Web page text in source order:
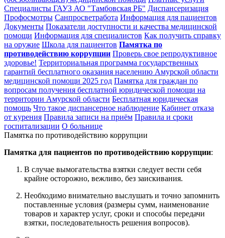
Специалисты ГАУЗ АО "Тамбовская РБ" Диспансеризация
Профосмотры Санпросветработа Информация для пациентов
Документы Показатели доступности и качества медицинской
помощи Информация для специалистов Как получить справку
на оружие Школа для пациентов Памятка по
противодействию коррупции Проверь свое репродуктивное
здоровье! Территориальная программа государственных
гарантий бесплатного оказания населению Амурской области
медицинской помощи 2025 год Памятка для граждан по
вопросам получения бесплатной юридической помощи на
территории Амурской области Бесплатная юридическая
помощь Что такое диспансерное наблюдение Кабинет отказа
от курения Правила записи на приём Правила и сроки
госпитализации О больнице
Памятка по противодействию коррупции
Памятка для пациентов по противодействию коррупции:
В случае вымогательства взятки следует вести себя
крайне осторожно, вежливо, без заискивания.
Необходимо внимательно выслушать и точно запомнить
поставленные условия (размеры сумм, наименование
товаров и характер услуг, сроки и способы передачи
взятки, последовательность решения вопросов).